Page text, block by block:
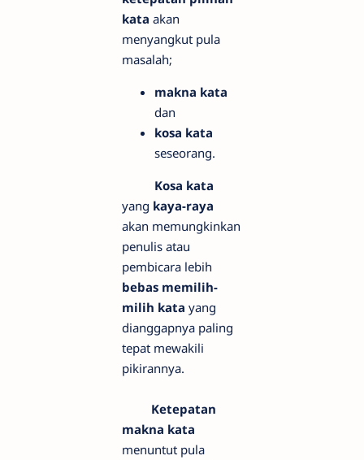
kata akan
menyangkut pula
masalah;
makna kata
dan
kosa kata
seseorang.
Kosa kata
yang kaya-raya
akan memungkinkan
penulis atau
pembicara lebih
bebas memilih-
milih kata yang
dianggapnya paling
tepat mewakili
pikirannya.
Ketepatan
makna kata
menuntut pula